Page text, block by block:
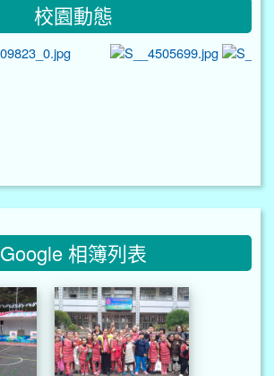
校園動態
Google 相簿列表